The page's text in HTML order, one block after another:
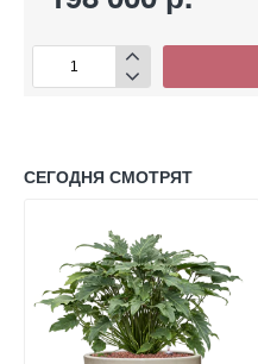
СЕГОДНЯ СМОТРЯТ